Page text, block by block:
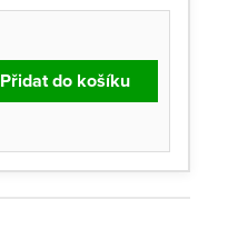
Přidat do košíku